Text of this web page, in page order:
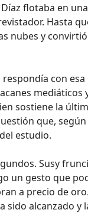
flotaba en
Hasta
nubes y
con
sostiene la
que,
estudio.
Susy
un gesto que
a precio de
sido alcanzado